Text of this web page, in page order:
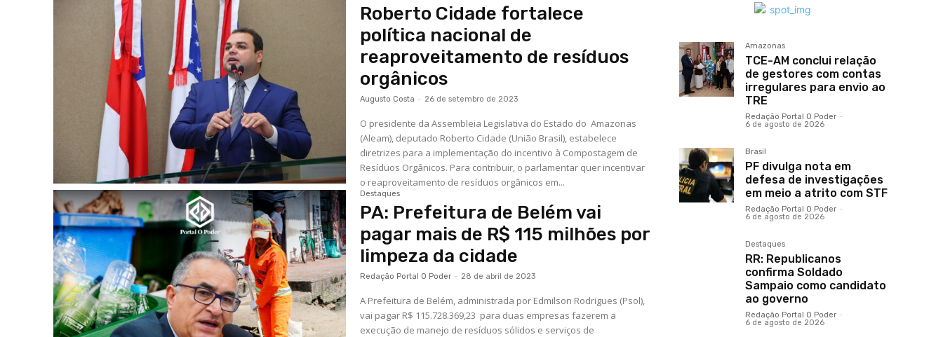
Roberto Cidade fortalece
política nacional de
reaproveitamento de resíduos
orgânicos
Augusto Costa - 26 de setembro de 2023
O presidente da Assembleia Legislativa do Estado do Amazonas
(Aleam), deputado Roberto Cidade (União Brasil), estabelece
diretrizes para a implementação do incentivo à Compostagem de
Resíduos Orgânicos. Para contribuir, o parlamentar quer incentivar
o reaproveitamento de resíduos orgânicos em...
Destaques
PA: Prefeitura de Belém vai
pagar mais de R$ 115 milhões por
limpeza da cidade
Redação Portal O Poder - 28 de abril de 2023
A Prefeitura de Belém, administrada por Edmilson Rodrigues (Psol),
vai pagar R$ 115.728.369,23 para duas empresas fazerem a
execução de manejo de resíduos sólidos e serviços de
Amazonas
TCE-AM conclui relação
de gestores com contas
irregulares para envio ao
TRE
Redação Portal O Poder -
6 de agosto de 2026
Brasil
PF divulga nota em
defesa de investigações
em meio a atrito com STF
Redação Portal O Poder -
6 de agosto de 2026
Destaques
RR: Republicanos
confirma Soldado
Sampaio como candidato
ao governo
Redação Portal O Poder -
6 de agosto de 2026